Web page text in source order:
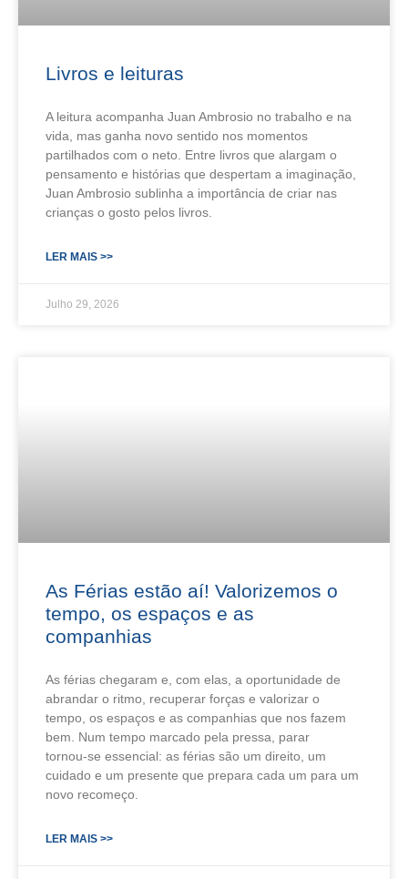
Livros e leituras
A leitura acompanha Juan Ambrosio no trabalho e na
vida, mas ganha novo sentido nos momentos
partilhados com o neto. Entre livros que alargam o
pensamento e histórias que despertam a imaginação,
Juan Ambrosio sublinha a importância de criar nas
crianças o gosto pelos livros.
LER MAIS >>
Julho 29, 2026
As Férias estão aí! Valorizemos o
tempo, os espaços e as
companhias
As férias chegaram e, com elas, a oportunidade de
abrandar o ritmo, recuperar forças e valorizar o
tempo, os espaços e as companhias que nos fazem
bem. Num tempo marcado pela pressa, parar
tornou‑se essencial: as férias são um direito, um
cuidado e um presente que prepara cada um para um
novo recomeço.
LER MAIS >>